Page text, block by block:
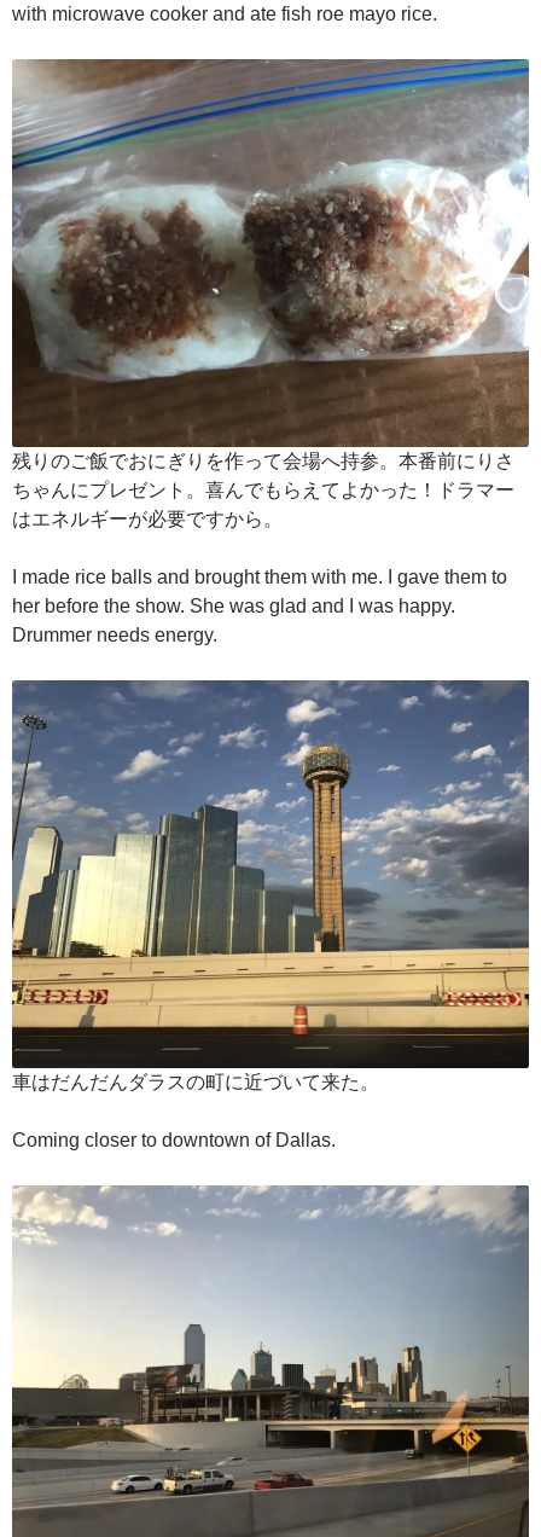
with microwave cooker and ate fish roe mayo rice.
残りのご飯でおにぎりを作って会場へ持参。本番前にりさ
ちゃんにプレゼント。喜んでもらえてよかった！ドラマー
はエネルギーが必要ですから。
I made rice balls and brought them with me. I gave them to
her before the show. She was glad and I was happy.
Drummer needs energy.
車はだんだんダラスの町に近づいて来た。
Coming closer to downtown of Dallas.